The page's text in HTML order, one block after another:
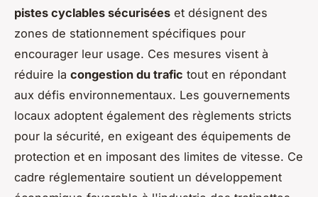
pistes cyclables sécurisées et désignent des
zones de stationnement spécifiques pour
encourager leur usage. Ces mesures visent à
réduire la congestion du trafic tout en répondant
aux défis environnementaux. Les gouvernements
locaux adoptent également des règlements stricts
pour la sécurité, en exigeant des équipements de
protection et en imposant des limites de vitesse. Ce
cadre réglementaire soutient un développement